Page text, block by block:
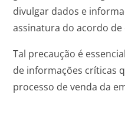
divulgar dados e
assinatura do acordo
Tal precaução é
de informações críticas
processo de venda da